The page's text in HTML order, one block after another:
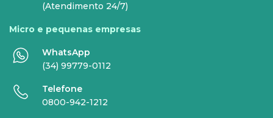
Internet Fibra
Comunicação de Dados
Super Wi-Fi
Internet Essence
(Atendimento 24/7)
Micro e pequenas empresas
WhatsApp
(34) 99779-0112
Telefone
0800-942-1212